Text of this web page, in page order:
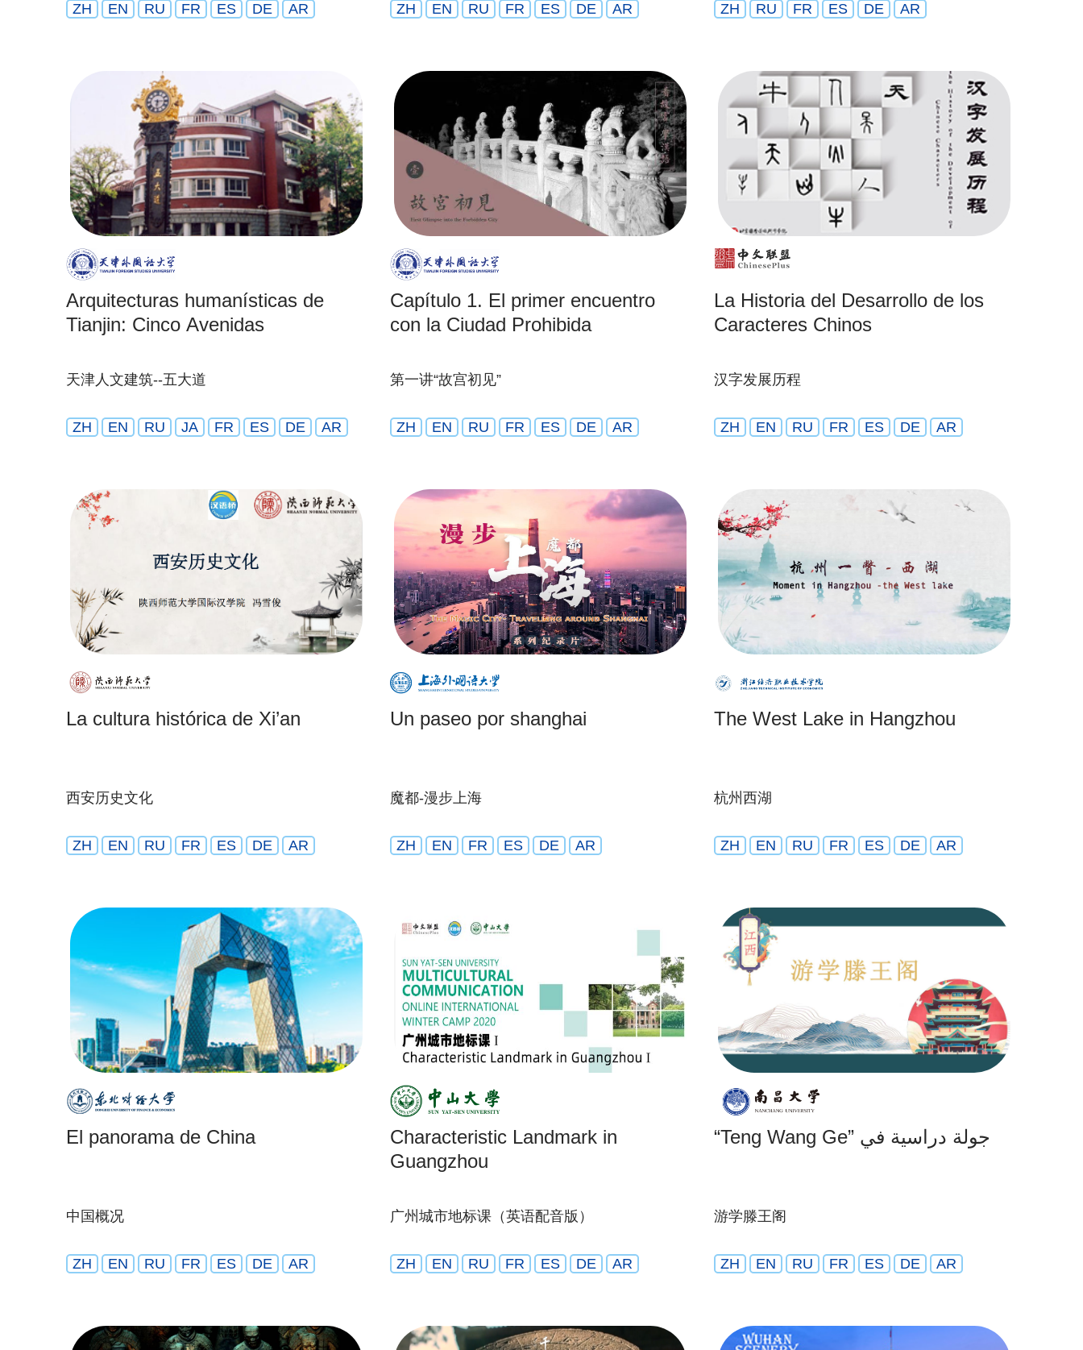
ZH EN RU FR ES DE AR ZH EN RU FR ES DE AR ZH RU FR ES DE AR
Arquitecturas humanísticas de
Tianjin: Cinco Avenidas
天津人文建筑--五大道
ZH EN RU JA FR ES DE AR
Capítulo 1. El primer encuentro
con la Ciudad Prohibida
第一讲“故宫初见”
ZH EN RU FR ES DE AR
La Historia del Desarrollo de los
Caracteres Chinos
汉字发展历程
ZH EN RU FR ES DE AR
La cultura histórica de Xi’an
西安历史文化
ZH EN RU FR ES DE AR
Un paseo por shanghai
魔都-漫步上海
ZH EN FR ES DE AR
The West Lake in Hangzhou
杭州西湖
ZH EN RU FR ES DE AR
El panorama de China
中国概况
ZH EN RU FR ES DE AR
Characteristic Landmark in
Guangzhou
广州城市地标课（英语配音版）
ZH EN RU FR ES DE AR
“Teng Wang Ge” جولة دراسية في
游学滕王阁
ZH EN RU FR ES DE AR